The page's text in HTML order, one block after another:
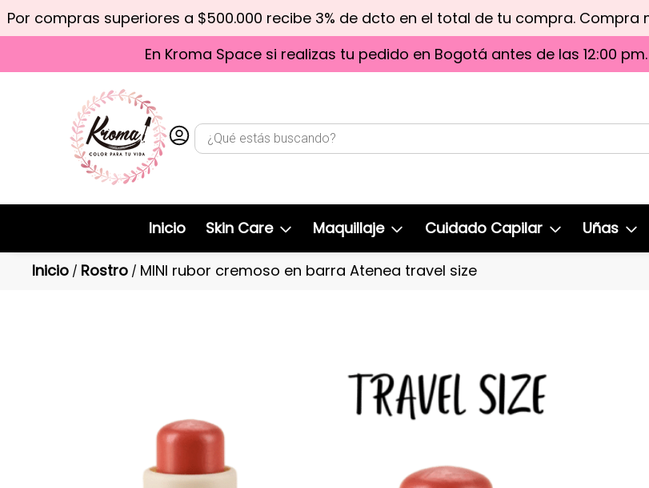
Por compras superiores a $500.000 recibe 3% de dcto en el total de tu compra.
En Kroma Space si realizas tu pedido en Bogotá antes de las 12:00
Inicio Skin Care Maquillaje Cuidado Capilar Uñas
Inicio / Rostro / MINI rubor cremoso en barra Atenea travel size